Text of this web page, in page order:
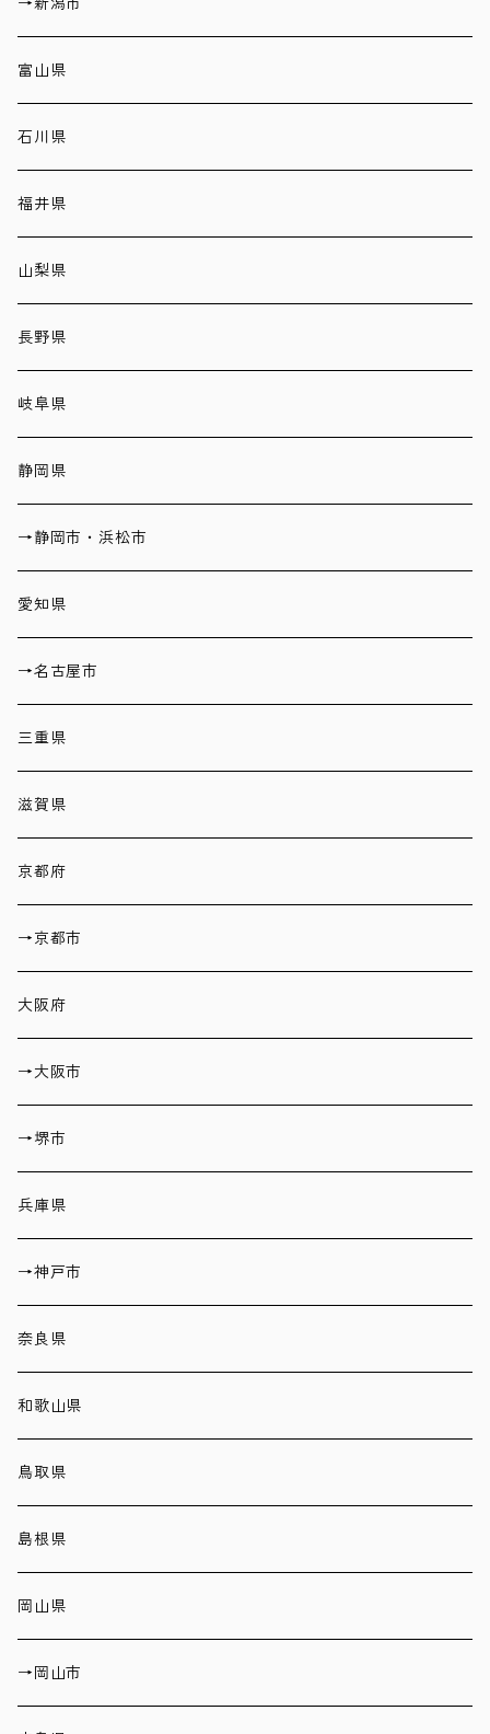
富山県
石川県
福井県
山梨県
長野県
岐阜県
静岡県
→静岡市・浜松市
愛知県
→名古屋市
三重県
滋賀県
京都府
→京都市
大阪府
→大阪市
→堺市
兵庫県
→神戸市
奈良県
和歌山県
鳥取県
島根県
岡山県
→岡山市